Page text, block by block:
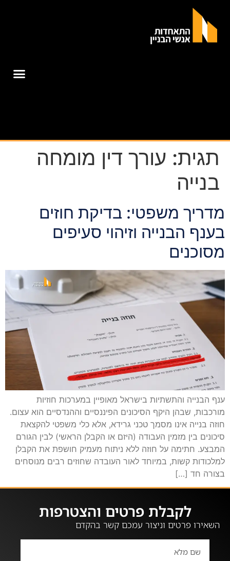
תגית: עורך דין מומחה
בנייה
מדריך משפטי: בדיקת חוזים
בענף הבנייה וזיהוי סעיפים
מסוכנים
ענף הבנייה והתשתיות בישראל מאופיין במערכות חוזיות
מורכבות, שבהן היקף הסיכונים הפיננסיים וההנדסיים הוא עצום.
חוזה בנייה אינו מסמך טכני גרידא, אלא כלי משפטי להקצאת
סיכונים בין מזמין העבודה (היזם או הקבלן הראשי) לבין הגורם
המבצע. חתימה על חוזה ללא ניתוח מעמיק חושפת את הקבלן
למלכודות קשות, במיוחד לאור העובדה שחוזים רבים מנוסחים
בצורה חד […]
לקבלת פרטים והצטרפות
השאירו פרטים וניצור עמכם קשר בהקדם